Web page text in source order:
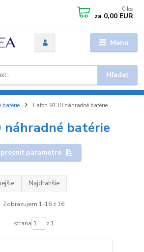
Menu
Hľadať
0 ks
za 0,00 EUR
batérie Eaton 9130 náhradné batérie
náhradné batérie
parametre
Najdrahšie
Zobrazujem 1-16 z 16
strana z 1